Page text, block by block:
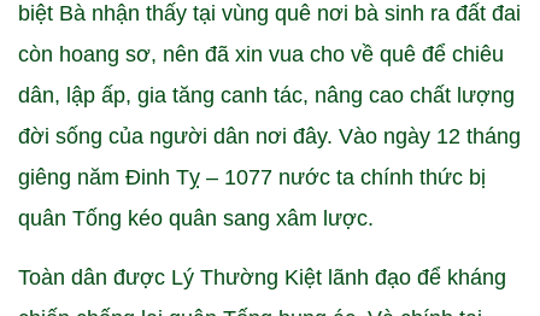
biệt Bà nhận thấy tại vùng quê nơi bà sinh ra đất đai
còn hoang sơ, nên đã xin vua cho về quê để chiêu
dân, lập ấp, gia tăng canh tác, nâng cao chất lượng
đời sống của người dân nơi đây. Vào ngày 12 tháng
giêng năm Đinh Tỵ – 1077 nước ta chính thức bị
quân Tống kéo quân sang xâm lược.
Toàn dân được Lý Thường Kiệt lãnh đạo để kháng